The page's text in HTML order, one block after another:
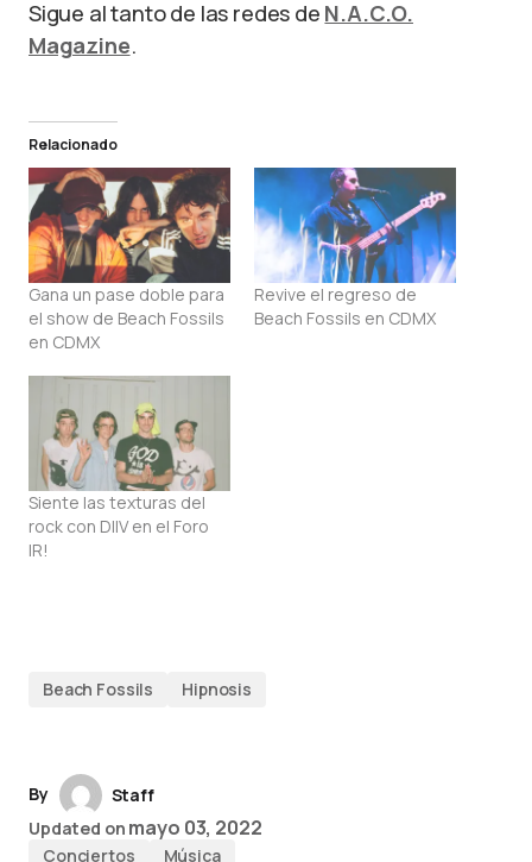
Sigue al tanto de las redes de N.A.C.O.
Magazine.
Relacionado
Gana un pase doble para
el show de Beach Fossils
en CDMX
Revive el regreso de
Beach Fossils en CDMX
Siente las texturas del
rock con DIIV en el Foro
IR!
Beach Fossils Hipnosis
By
Staff
Updated on mayo 03, 2022
Conciertos Música